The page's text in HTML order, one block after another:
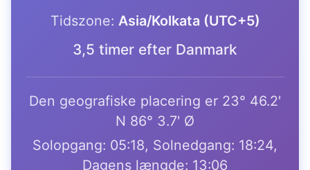
Tidszone: Asia/Kolkata (UTC+5)
3,5 timer efter Danmark
Den geografiske placering er 23° 46.2'
N 86° 3.7' Ø
Solopgang: 05:18, Solnedgang: 18:24,
Dagens længde: 13:06